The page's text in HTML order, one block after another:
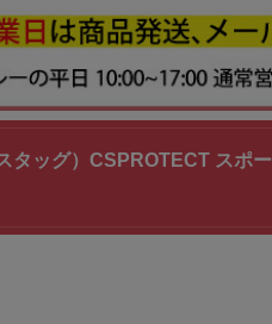
タッグ）CSPROTECT スポ